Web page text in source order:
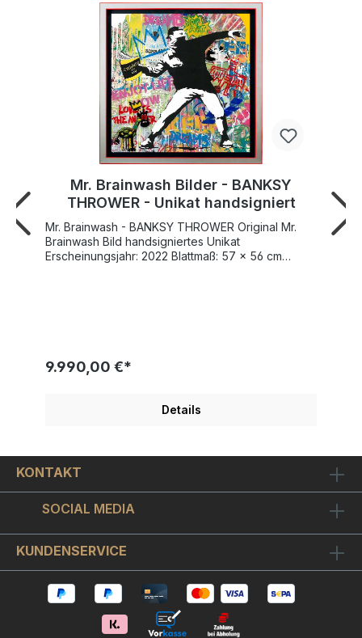
Mr. Brainwash Bilder - BANKSY
THROWER - Unikat handsigniert
Mr. Brainwash - BANKSY THROWER Original Mr.
Brainwash Bild handsigniertes Unikat
Erscheinungsjahr: 2022 Blattmaß: 57 x 56 cm
(Die Kunstszene munkelt hier auch von "BANKSY")
vor allem für seine Aneignung urheberrechtlich
geschützter Bilder bekannt ist, die oft aus der
mit Schablonenbildern und Siebdruckschichten,
die zu Kompositionen führen, die emblematisch für
die Grafitti-Kunst sind. Seine Signaturen sind
einzigartig: Mr. Brainwash unterschreibt mit seinem
Daumenabdruck, seiner Handsignatur, einer
zugewiesenen Dollarnummernfolge und seinem
Mantra "Das Leben ist schön". Das Unikat
Brainwash. Das Hauptmotiv, der rebellisch
auftretende Mr. Unbekannt mit dem bewusst
provokant in Erscheinung tretenden Buch "Art for
DUMMIES", ist hier mittels Schablone (in der
9.990,00 €*
Details
KONTAKT
SOCIAL MEDIA
KUNDENSERVICE